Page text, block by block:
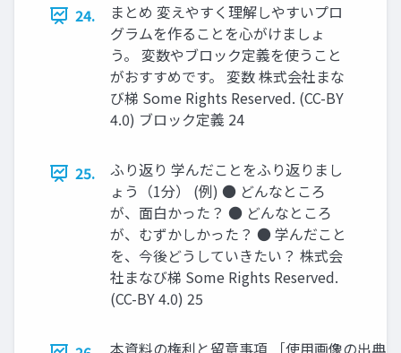
24.
まとめ 変えやすく理解しやすいプロ
グラムを作ることを心がけましょ
う。 変数やブロック定義を使うこと
がおすすめです。 変数 株式会社まな
び梯 Some Rights Reserved. (CC-BY
4.0) ブロック定義 24
25.
ふり返り 学んだことをふり返りまし
ょう（1分） (例) ● どんなところ
が、面白かった？ ● どんなところ
が、むずかしかった？ ● 学んだこと
を、今後どうしていきたい？ 株式会
社まなび梯 Some Rights Reserved.
(CC-BY 4.0) 25